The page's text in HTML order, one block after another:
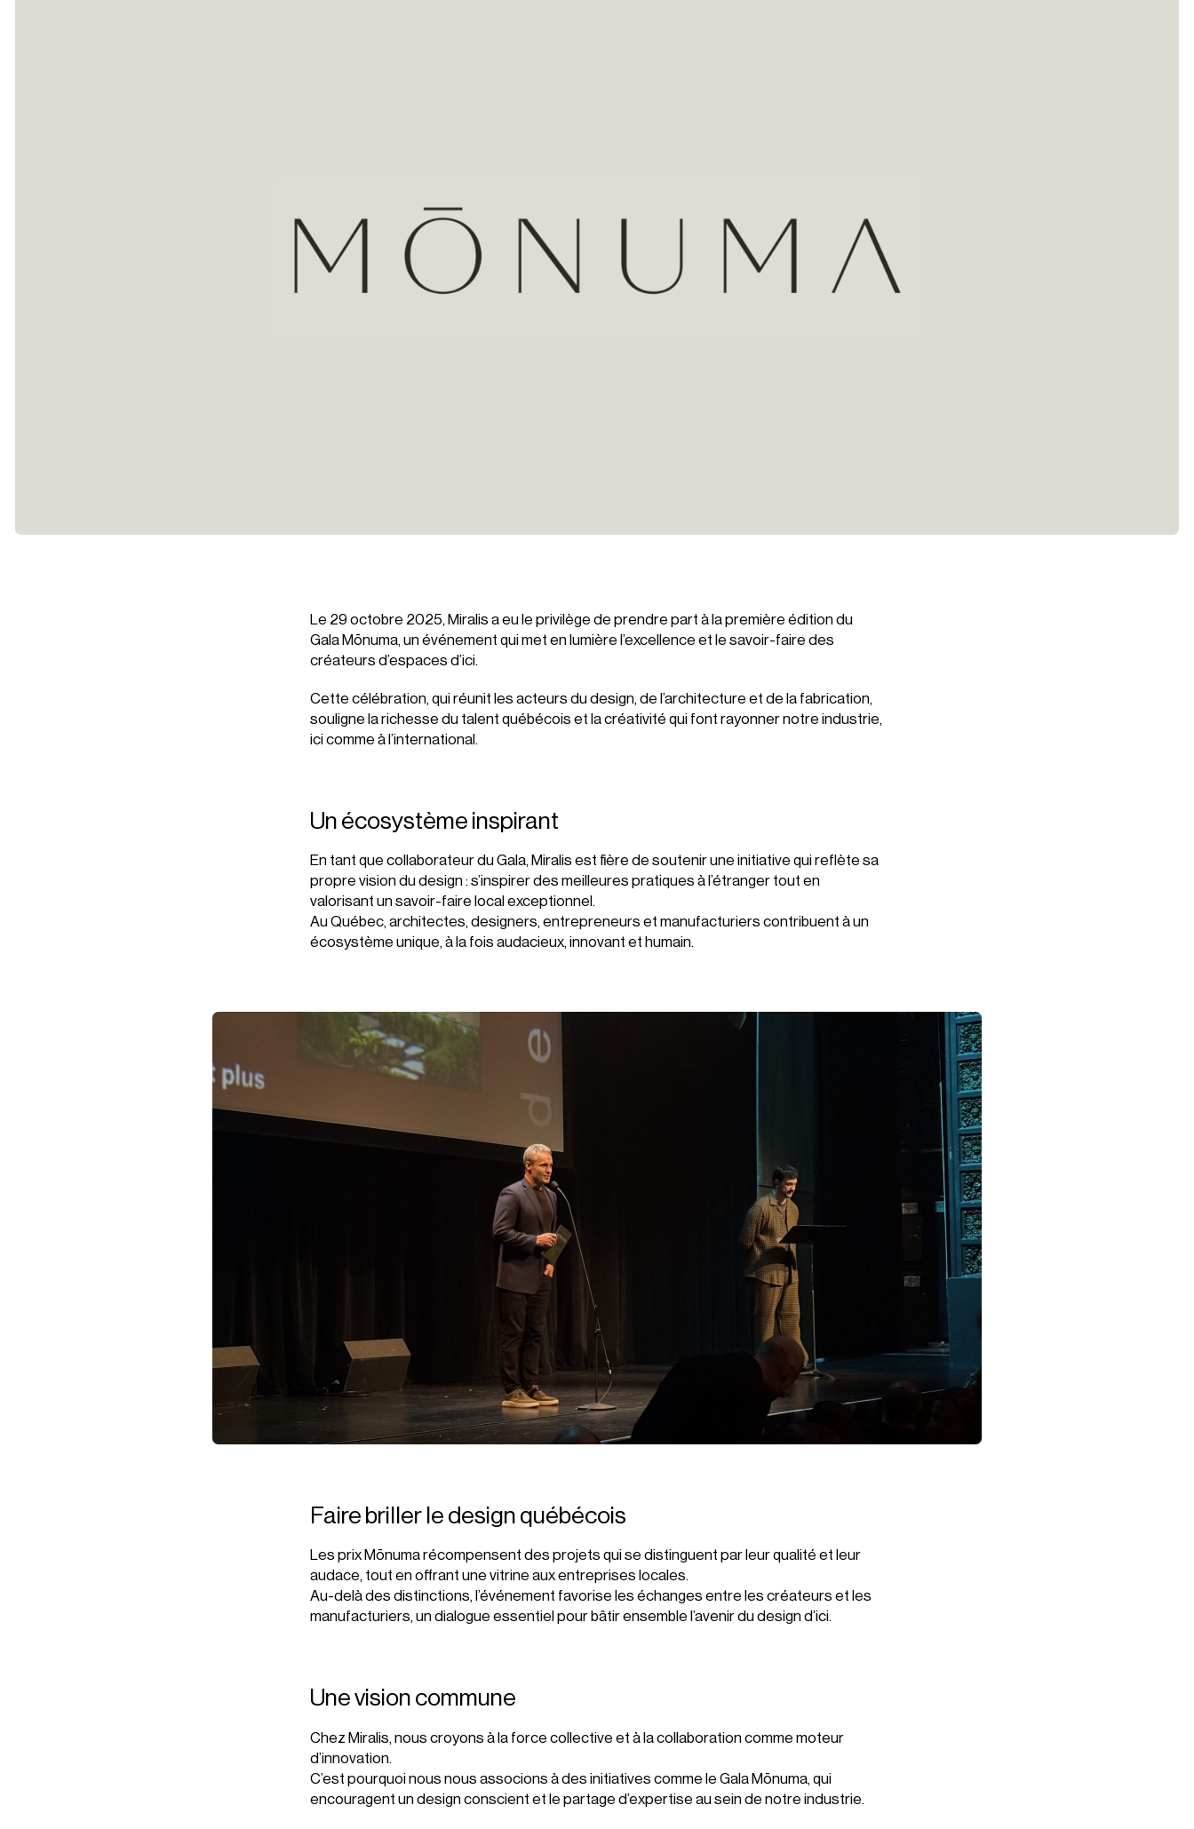
Le 29 octobre 2025, Miralis a eu le privilège de prendre part à la première édition du
Gala Mōnuma, un événement qui met en lumière l’excellence et le savoir-faire des
créateurs d’espaces d’ici.
Cette célébration, qui réunit les acteurs du design, de l’architecture et de la fabrication,
souligne la richesse du talent québécois et la créativité qui font rayonner notre industrie,
ici comme à l’international.
Un écosystème inspirant
En tant que collaborateur du Gala, Miralis est fière de soutenir une initiative qui reflète sa
propre vision du design : s’inspirer des meilleures pratiques à l’étranger tout en
valorisant un savoir-faire local exceptionnel.
Au Québec, architectes, designers, entrepreneurs et manufacturiers contribuent à un
écosystème unique, à la fois audacieux, innovant et humain.
Faire briller le design québécois
Les prix Mōnuma récompensent des projets qui se distinguent par leur qualité et leur
audace, tout en offrant une vitrine aux entreprises locales.
Au-delà des distinctions, l’événement favorise les échanges entre les créateurs et les
manufacturiers, un dialogue essentiel pour bâtir ensemble l’avenir du design d’ici.
Une vision commune
Chez Miralis, nous croyons à la force collective et à la collaboration comme moteur
d’innovation.
C’est pourquoi nous nous associons à des initiatives comme le Gala Mōnuma, qui
encouragent un design conscient et le partage d’expertise au sein de notre industrie.